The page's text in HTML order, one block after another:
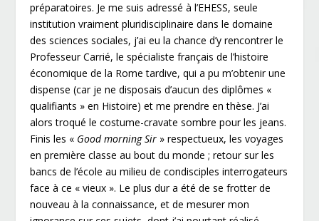
préparatoires. Je me suis adressé à l’EHESS, seule
institution vraiment pluridisciplinaire dans le domaine
des sciences sociales, j’ai eu la chance d’y rencontrer le
Professeur Carrié, le spécialiste français de l’histoire
économique de la Rome tardive, qui a pu m’obtenir une
dispense (car je ne disposais d’aucun des diplômes «
qualifiants » en Histoire) et me prendre en thèse. J’ai
alors troqué le costume-cravate sombre pour les jeans.
Finis les « Good morning Sir » respectueux, les voyages
en première classe au bout du monde ; retour sur les
bancs de l’école au milieu de condisciples interrogateurs
face à ce « vieux ». Le plus dur a été de se frotter de
nouveau à la connaissance, et de mesurer mon